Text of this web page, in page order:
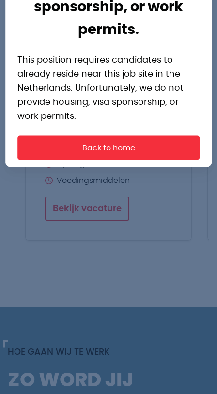
sponsorship, or work
permits.
This position requires candidates to
already reside near this job site in the
Netherlands. Unfortunately, we do not
provide housing, visa sponsorship, or
work permits.
Back to home
Operator Enkhuizen
Enkhuizen en bouw aan een
mooie loopbaan in de
€2450,- tot €3450,- p.m.
Voedingsmiddelen
Bekijk vacature
HOE GAAN WIJ TE WERK
ZO WORD JIJ